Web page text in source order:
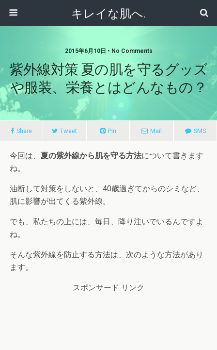
キレイな肌へ.
2015年6月10日 • No Comments
紫外線対策 夏の肌を守るグッズ
や服装、栄養とはどんなもの？
Share Tweet Pin Mail SMS
今回は、 夏の紫外線から肌を守る方法について書きます
ね。
油断して対策をしないと、40歳過ぎてからのシミなど、
肌に影響が出てくる紫外線。
でも、私たちの上には、毎日、降り注いでいるんですよ
ね。
そんな紫外線を防止する方法は、次のような方法があり
ます。
スポンサード リンク